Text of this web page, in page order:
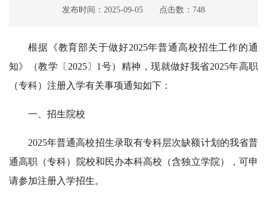
发布时间：2025-09-05 点击数： 748
根据《教育部关于做好2025年普通高校招生工作的通
知》（教学〔2025〕1号）精神，现就做好我省2025年高职
（专科）注册入学有关事项通知如下：
一、招生院校
2025年普通高校招生录取有专科层次缺额计划的我省普
通高职（专科）院校和民办本科高校（含独立学院），可申
请参加注册入学招生。